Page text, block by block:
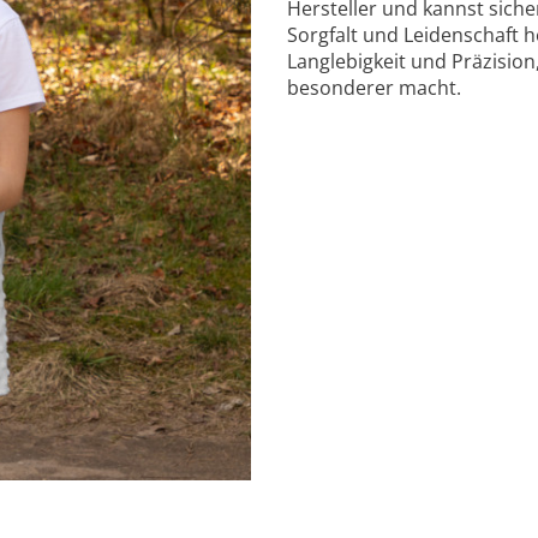
Hersteller und kannst
Sorgfalt und Leidenschaft
Langlebigkeit und
besonderer macht.